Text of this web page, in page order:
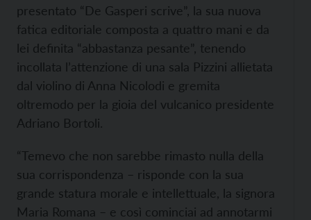
presentato “De Gasperi scrive”, la sua nuova
fatica editoriale composta a quattro mani e da
lei definita “abbastanza pesante”, tenendo
incollata l’attenzione di una sala Pizzini allietata
dal violino di Anna Nicolodi e gremita
oltremodo per la gioia del vulcanico presidente
Adriano Bortoli.
“Temevo che non sarebbe rimasto nulla della
sua corrispondenza – risponde con la sua
grande statura morale e intellettuale, la signora
Maria Romana – e così cominciai ad annotarmi